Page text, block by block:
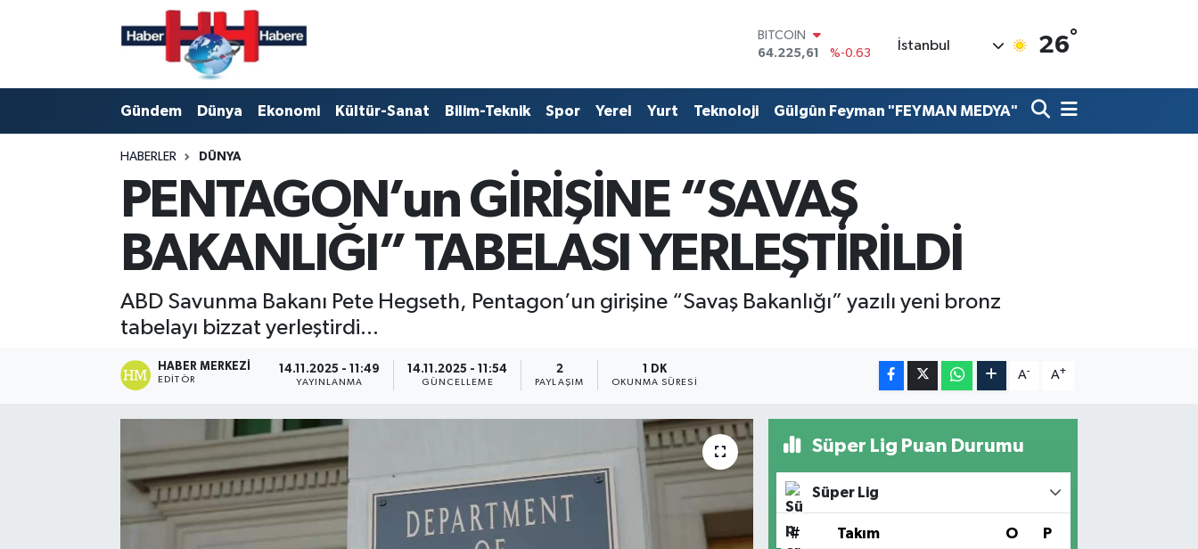
DOLAR
47,7143
%0.16
55,0317
%-0.02
STERLİN
BİST100
13.799
%70
İstanbul 26°
Gündem Dünya Ekonomi Kültür-Sanat Bilim-Teknik Spor Yerel Yurt Teknoloji Gülgûn Feyman "FEYMAN MEDYA"
HABERLER DÜNYA
PENTAGON’un GİRİŞİNE “SAVAŞ
BAKANLIĞI” TABELASI YERLEŞTİRİLDİ
ABD Savunma Bakanı Pete Hegseth, Pentagon’un girişine “Savaş Bakanlığı” yazılı yeni bronz
tabelayı bizzat yerleştirdi...
HABER MERKEZI
EDITÖR
14.11.2025 - 11:49
YAYINLANMA
14.11.2025 - 11:54
GÜNCELLEME
2
PAYLAŞIM
1 DK
OKUNMA SÜRESI
A- A+
Süper Lig Puan Durumu
Süper Lig
# Takım O P
Trafik Durumu
Süper Lig Puan Durumu ve Fikstür
Tüm Manşetler
Son Dakika Haberleri
Haber Arşivi